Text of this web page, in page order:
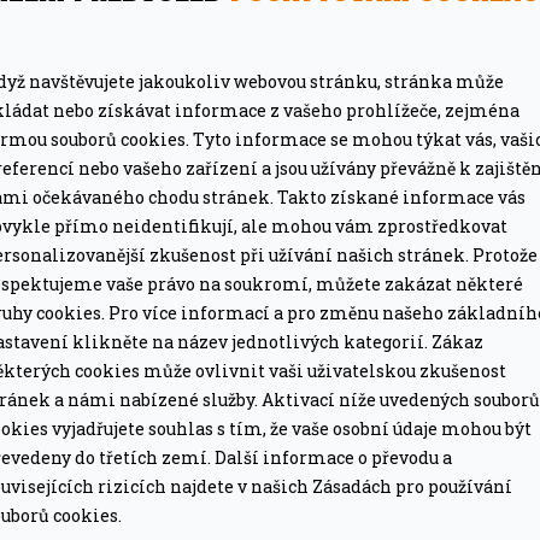
navštěvujete jakoukoliv webovou stránku, stránka může
nebo získávat informace z vašeho prohlížeče, zejména
souborů cookies. Tyto informace se mohou týkat vás,
nebo vašeho zařízení a jsou užívány převážně k
očekávaného chodu stránek. Takto získané informace vás
přímo neidentifikují, ale mohou vám zprostředkovat
zkušenost při užívání našich stránek. Protože
vaše právo na soukromí, můžete zakázat některé
cookies. Pro více informací a pro změnu našeho
klikněte na název jednotlivých kategorií. Zákaz
cookies může ovlivnit vaši uživatelskou zkušenost
a námi nabízené služby. Aktivací níže uvedených souborů
vyjadřujete souhlas s tím, že vaše osobní údaje mohou být
do třetích zemí. Další informace o převodu a
rizicích najdete v našich Zásadách pro používání
cookies.
pro grily nad 15 tis. Kč.
MÁTE DOPRAVU ZDARMA
Při objednávce nad 2
nákup jako dárek
PROFESIONÁLNÍ
Poradíme online i